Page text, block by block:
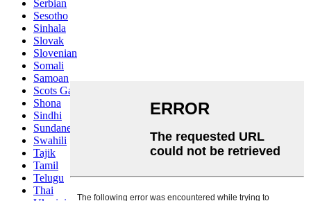
Serbian
Sesotho
Sinhala
Slovak
Slovenian
Somali
Samoan
Scots Gaelic
Shona
Sindhi
Sundanese
Swahili
Tajik
Tamil
Telugu
Thai